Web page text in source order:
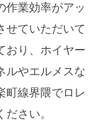
作業効率がアッ
せていただいて
おり、ホイヤー
ルやエルメスな
町線界隈でロレ
さい。